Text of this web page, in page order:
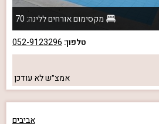
מקסימום אורחים ללינה: 70
טלפון: 052-9123296
אמצ״שלא עודכן
אביבים